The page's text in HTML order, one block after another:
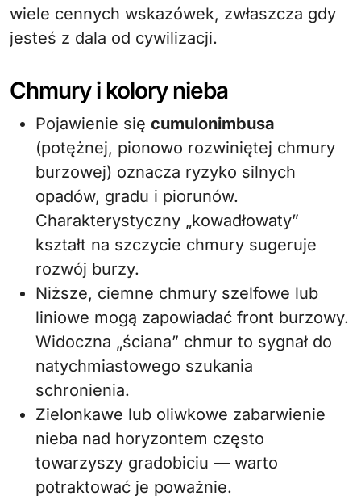
wiele cennych wskazówek, zwłaszcza gdy
jesteś z dala od cywilizacji.
Chmury i kolory nieba
Pojawienie się cumulonimbusa
(potężnej, pionowo rozwiniętej chmury
burzowej) oznacza ryzyko silnych
opadów, gradu i piorunów.
Charakterystyczny „kowadłowaty”
kształt na szczycie chmury sugeruje
rozwój burzy.
Niższe, ciemne chmury szelfowe lub
liniowe mogą zapowiadać front burzowy.
Widoczna „ściana” chmur to sygnał do
natychmiastowego szukania
schronienia.
Zielonkawe lub oliwkowe zabarwienie
nieba nad horyzontem często
towarzyszy gradobiciu — warto
potraktować je poważnie.